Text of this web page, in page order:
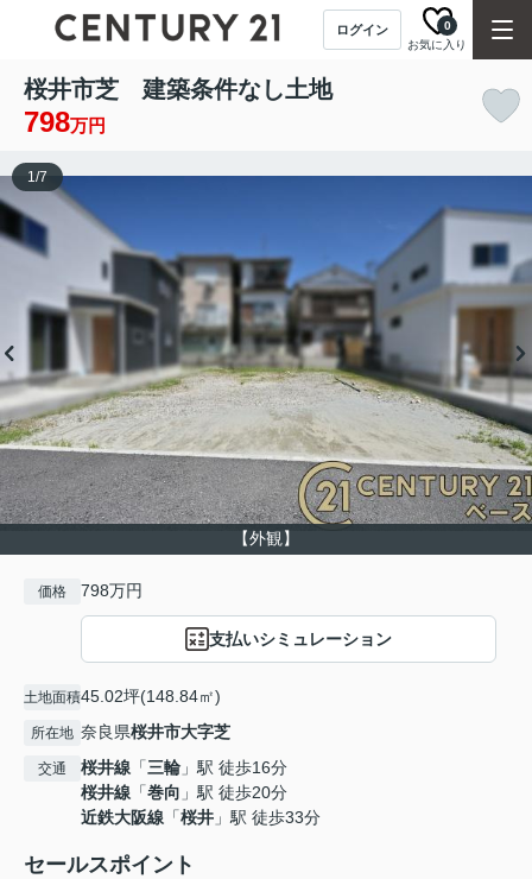
ログイン
お気に入り
0
桜井市芝 建築条件なし土地
798万円
【外観】
1/7
価格 798万円
支払いシミュレーション
土地面積45.02坪(148.84㎡)
所在地 奈良県桜井市大字芝
交通 桜井線 「三輪 」駅 徒歩16分
桜井線 「巻向 」駅 徒歩20分
近鉄大阪線 「桜井 」駅 徒歩33分
セールスポイント